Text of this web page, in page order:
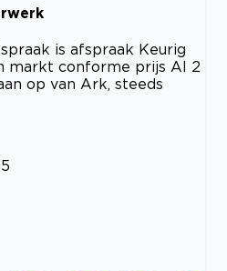
is afspraak Keurig
markt conforme prijs Al 2
op van Ark, steeds